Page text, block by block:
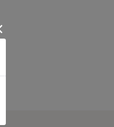
員はこれを承諾します。
ものとみなします。
要な事項を通知します。